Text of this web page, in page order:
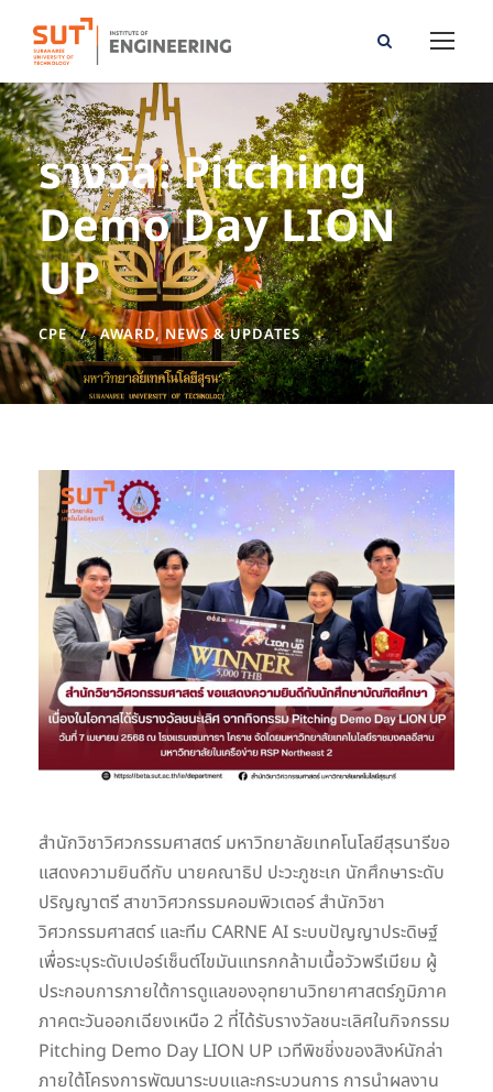
รางวัล: Pitching
Demo Day LION
UP
CPE AWARD, NEWS & UPDATES
สำนักวิชาวิศวกรรมศาสตร์ มหาวิทยาลัยเทคโนโลยีสุรนารีขอ
แสดงความยินดีกับ นายคณาธิป ปะวะภูชะเก นักศึกษาระดับ
ปริญญาตรี สาขาวิศวกรรมคอมพิวเตอร์ สำนักวิชา
วิศวกรรมศาสตร์ และทีม CARNE AI ระบบปัญญาประดิษฐ์
เพื่อระบุระดับเปอร์เซ็นต์ไขมันแทรกกล้ามเนื้อวัวพรีเมียม ผู้
ประกอบการภายใต้การดูแลของอุทยานวิทยาศาสตร์ภูมิภาค
ภาคตะวันออกเฉียงเหนือ 2 ที่ได้รับรางวัลชนะเลิศในกิจกรรม
Pitching Demo Day LION UP เวทีพิชชิ่งของสิงห์นักล่า
ภายใต้โครงการพัฒนาระบบและกระบวนการ การนำผลงาน